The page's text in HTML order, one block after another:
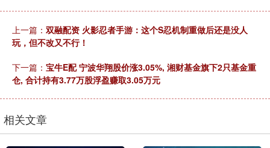
上一篇： 双融配资 火影忍者手游：这个S忍机制重做后还是没人
玩，但不改又不行！
下一篇： 宝牛E配 宁波华翔股价涨3.05%, 湘财基金旗下2只基金重
仓, 合计持有3.77万股浮盈赚取3.05万元
相关文章